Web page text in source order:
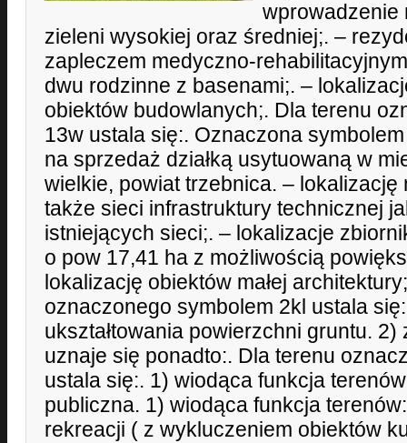
wprowadzenie
zieleni wysokiej oraz średniej;. –
zapleczem medyczno-
dwu rodzinne z basenami;. –
obiektów budowlanych;. Dla terenu
13w ustala się:. Oznaczona
na sprzedaż działką usytuowaną w
wielkie, powiat trzebnica. –
także sieci infrastruktury technicznej
istniejących sieci;. – lokalizacje
o pow 17,41 ha z możliwością
lokalizację obiektów małej
oznaczonego symbolem 2kl ustala
ukształtowania powierzchni gruntu.
uznaje się ponadto:. Dla terenu
ustala się:. 1) wiodąca funkcja
publiczna. 1) wiodąca funkcja
rekreacji ( z wykluczeniem obiektów